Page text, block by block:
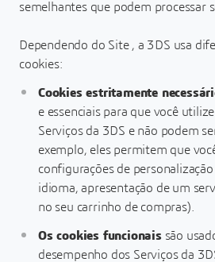
semelhantes que podem processar
Dependendo do Site , a 3DS usa
cookies:
Cookies estritamente
e essenciais para que você
Serviços da 3DS e não podem
exemplo, eles permitem que
configurações de
idioma, apresentação de um
no seu carrinho de compras).
Os cookies funcionaissão
desempenho dos Serviços da